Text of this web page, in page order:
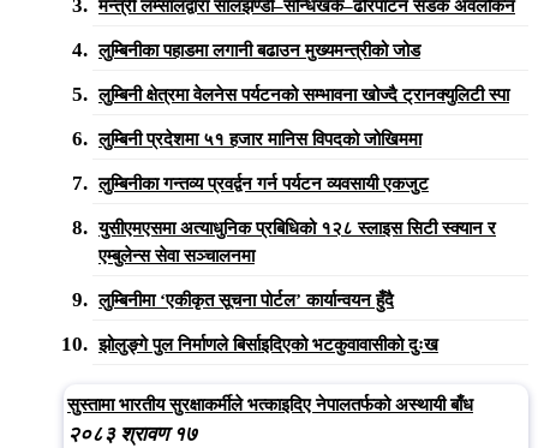
मन्त्री लम्सालद्वारा सालझण्डी–सन्धिखर्क–ढोरपाटन सडक अवलोकन
लुम्बिनीका पहाडमा लगानी बढाउन मुख्यमन्त्रीको जोड
लुम्बिनी क्षेत्रमा वेलनेस पर्यटनको सम्भावना खोज्दै ट्रानक्युलिटी स्पा
लुम्बिनी प्रदेशमा ५१ हजार मानिस विपदको जोखिममा
लुम्बिनीका गन्तव्य प्रवर्द्वन गर्न पर्यटन व्यवसायी एकजुट
युसीएमएसमा अत्याधुनिक प्रबिधिको १२८ स्लाइस सिटी स्क्यान र
एम्बुलेन्स सेवा सञ्चालनमा
लुम्बिनीमा ‘एकीकृत सूचना पोर्टल’ कार्यान्वयन हुँदै
झोलुङ्गे पुल निर्माणले बिर्साइदिएको भटकुवावासीको दुःख
सुस्तामा भारतीय सुरक्षाकर्मीले भत्काइदिए नेपालतर्फको अस्थायी बाँध
२०८३ श्रावण १७